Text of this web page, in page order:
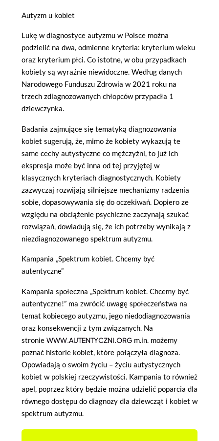
Autyzm u kobiet
Lukę w diagnostyce autyzmu w Polsce można
podzielić na dwa, odmienne kryteria: kryterium wieku
oraz kryterium płci. Co istotne, w obu przypadkach
kobiety są wyraźnie niewidoczne. Według danych
Narodowego Funduszu Zdrowia w 2021 roku na
trzech zdiagnozowanych chłopców przypadła 1
dziewczynka.
Badania zajmujące się tematyką diagnozowania
kobiet sugerują, że, mimo że kobiety wykazują te
same cechy autystyczne co mężczyźni, to już ich
ekspresja może być inna od tej przyjętej w
klasycznych kryteriach diagnostycznych. Kobiety
zazwyczaj rozwijają silniejsze mechanizmy radzenia
sobie, dopasowywania się do oczekiwań. Dopiero ze
względu na obciążenie psychiczne zaczynają szukać
rozwiązań, dowiadują się, że ich potrzeby wynikają z
niezdiagnozowanego spektrum autyzmu.
Kampania „Spektrum kobiet. Chcemy być
autentyczne”
Kampania społeczna „Spektrum kobiet. Chcemy być
autentyczne!” ma zwrócić uwagę społeczeństwa na
temat kobiecego autyzmu, jego niedodiagnozowania
oraz konsekwencji z tym związanych. Na
stronie WWW.AUTENTYCZNI.ORGm.in. możemy
poznać historie kobiet, które połączyła diagnoza.
Opowiadają o swoim życiu – życiu autystycznych
kobiet w polskiej rzeczywistości. Kampania to również
apel, poprzez który będzie można udzielić poparcia dla
równego dostępu do diagnozy dla dziewcząt i kobiet w
spektrum autyzmu.